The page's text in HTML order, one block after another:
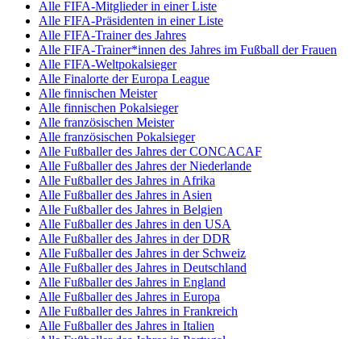
Alle FIFA-Mitglieder in einer Liste
Alle FIFA-Präsidenten in einer Liste
Alle FIFA-Trainer des Jahres
Alle FIFA-Trainer*innen des Jahres im Fußball der Frauen
Alle FIFA-Weltpokalsieger
Alle Finalorte der Europa League
Alle finnischen Meister
Alle finnischen Pokalsieger
Alle französischen Meister
Alle französischen Pokalsieger
Alle Fußballer des Jahres der CONCACAF
Alle Fußballer des Jahres der Niederlande
Alle Fußballer des Jahres in Afrika
Alle Fußballer des Jahres in Asien
Alle Fußballer des Jahres in Belgien
Alle Fußballer des Jahres in den USA
Alle Fußballer des Jahres in der DDR
Alle Fußballer des Jahres in der Schweiz
Alle Fußballer des Jahres in Deutschland
Alle Fußballer des Jahres in England
Alle Fußballer des Jahres in Europa
Alle Fußballer des Jahres in Frankreich
Alle Fußballer des Jahres in Italien